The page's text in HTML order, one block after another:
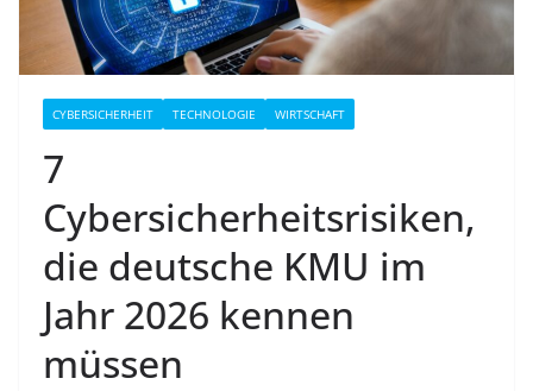
CYBERSICHERHEIT TECHNOLOGIE WIRTSCHAFT
7
Cybersicherheitsrisiken,
die deutsche KMU im
Jahr 2026 kennen
müssen